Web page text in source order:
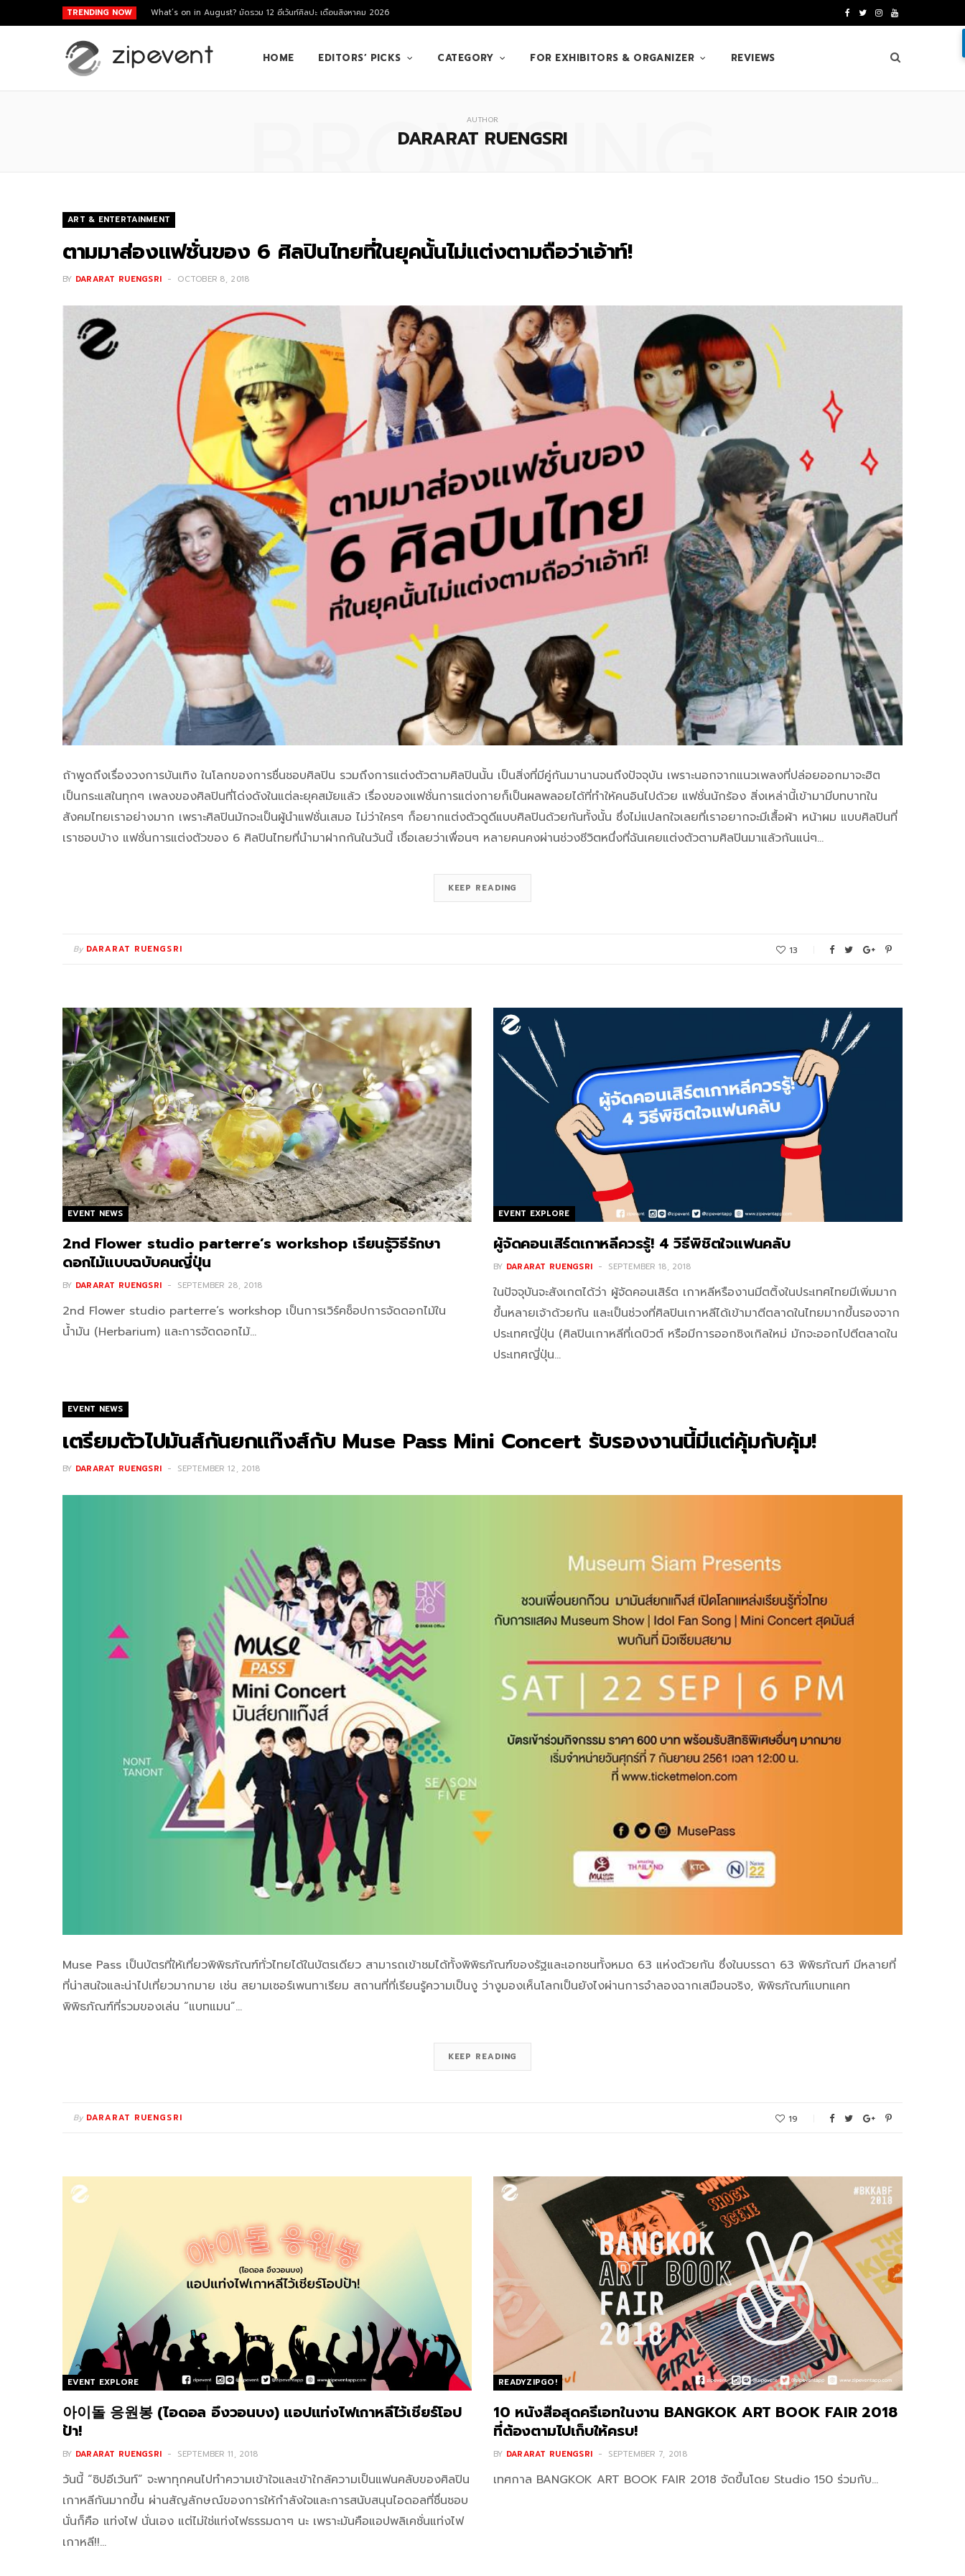
TRENDING NOW What’s on in August? มัดรวม 12 อีเว้นท์ศิลปะ เดือนสิงหาคม 2026
e
T
t
I
t
Y
u
T
HOME EDITORS’ PICKS CATEGORY FOR EXHIBITORS & ORGANIZER REVIEWS
AUTHOR
DARARAT RUENGSRI
BROWSING
ART & ENTERTAINMENT
ตามมาส่องแฟชั่นของ 6 ศิลปินไทยที่ในยุคนั้นไม่แต่งตามถือว่าเอ้าท์!
BY DARARAT RUENGSRI OCTOBER 8, 2018
ถ้าพูดถึงเรื่องวงการบันเทิง ในโลกของการชื่นชอบศิลปิน รวมถึงการแต่งตัวตามศิลปินนั้น เป็นสิ่งที่มีคู่กันมานานจนถึงปัจจุบัน เพราะนอกจากแนวเพลงที่ปล่อยออกมาจะฮิต
เป็นกระแสในทุกๆ เพลงของศิลปินที่โด่งดังในแต่ละยุคสมัยแล้ว เรื่องของแฟชั่นการแต่งกายก็เป็นผลพลอยได้ที่ทำให้คนอินไปด้วย แฟชั่นนักร้อง สิ่งเหล่านี้เข้ามามีบทบาทใน
สังคมไทยเราอย่างมาก เพราะศิลปินมักจะเป็นผู้นำแฟชั่นเสมอ ไม่ว่าใครๆ ก็อยากแต่งตัวดูดีแบบศิลปินด้วยกันทั้งนั้น ซึ่งไม่แปลกใจเลยที่เราอยากจะมีเสื้อผ้า หน้าผม แบบศิลปินที่
เราชอบบ้าง แฟชั่นการแต่งตัวของ 6 ศิลปินไทยที่นำมาฝากกันในวันนี้ เชื่อเลยว่าเพื่อนๆ หลายคนคงผ่านช่วงชีวิตหนึ่งที่ฉันเคยแต่งตัวตามศิลปินมาแล้วกันแน่ๆ…
KEEP READING
By DARARAT RUENGSRI 13
EVENT NEWS
2nd Flower studio parterre’s workshop เรียนรู้วิธีรักษา
ดอกไม้แบบฉบับคนญี่ปุ่น
BY DARARAT RUENGSRI SEPTEMBER 28, 2018
2nd Flower studio parterre’s workshop เป็นการเวิร์คช็อปการจัดดอกไม้ใน
น้ำมัน (Herbarium) และการจัดดอกไม้…
EVENT EXPLORE
ผู้จัดคอนเสิร์ตเกาหลีควรรู้! 4 วิธีพิชิตใจแฟนคลับ
BY DARARAT RUENGSRI SEPTEMBER 18, 2018
ในปัจจุบันจะสังเกตได้ว่า ผู้จัดคอนเสิร์ต เกาหลีหรืองานมีตติ้งในประเทศไทยมีเพิ่มมาก
ขึ้นหลายเจ้าด้วยกัน และเป็นช่วงที่ศิลปินเกาหลีได้เข้ามาตีตลาดในไทยมากขึ้นรองจาก
ประเทศญี่ปุ่น (ศิลปินเกาหลีที่เดบิวต์ หรือมีการออกซิงเกิลใหม่ มักจะออกไปตีตลาดใน
ประเทศญี่ปุ่น…
EVENT NEWS
เตรียมตัวไปมันส์กันยกแก๊งส์กับ Muse Pass Mini Concert รับรองงานนี้มีแต่คุ้มกับคุ้ม!
BY DARARAT RUENGSRI SEPTEMBER 12, 2018
Muse Pass เป็นบัตรที่ให้เที่ยวพิพิธภัณฑ์ทั่วไทยได้ในบัตรเดียว สามารถเข้าชมได้ทั้งพิพิธภัณฑ์ของรัฐและเอกชนทั้งหมด 63 แห่งด้วยกัน ซึ่งในบรรดา 63 พิพิธภัณฑ์ มีหลายที่
ที่น่าสนใจและน่าไปเที่ยวมากมาย เช่น สยามเซอร์เพนทาเรียม สถานที่ที่เรียนรู้ความเป็นงู ว่างูมองเห็นโลกเป็นยังไงผ่านการจำลองฉากเสมือนจริง, พิพิธภัณฑ์แบทแคท
พิพิธภัณฑ์ที่รวมของเล่น “แบทแมน”…
KEEP READING
By DARARAT RUENGSRI 19
EVENT EXPLORE
아이돌 응원봉 (ไอดอล อึงวอนบง) แอปแท่งไฟเกาหลีไว้เชียร์โอป
ป้า!
BY DARARAT RUENGSRI SEPTEMBER 11, 2018
วันนี้ “ซิปอีเว้นท์” จะพาทุกคนไปทำความเข้าใจและเข้าใกล้ความเป็นแฟนคลับของศิลปิน
เกาหลีกันมากขึ้น ผ่านสัญลักษณ์ของการให้กำลังใจและการสนับสนุนไอดอลที่ชื่นชอบ
นั่นก็คือ แท่งไฟ นั่นเอง แต่ไม่ใช่แท่งไฟธรรมดาๆ นะ เพราะมันคือแอปพลิเคชั่นแท่งไฟ
เกาหลี!!…
READYZIPGO!
10 หนังสือสุดครีเอทในงาน BANGKOK ART BOOK FAIR 2018
ที่ต้องตามไปเก็บให้ครบ!
BY DARARAT RUENGSRI SEPTEMBER 7, 2018
เทศกาล BANGKOK ART BOOK FAIR 2018 จัดขึ้นโดย Studio 150 ร่วมกับ…